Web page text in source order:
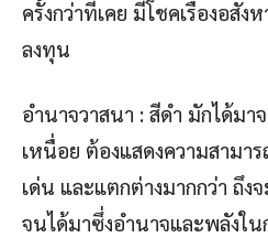
ครั้งกว่าที่เคย มีโชคเรื่องอสั
ลงทุน
อำนาจวาสนา : สีดำ มักได้มา
เหนื่อย ต้องแสดงความสามา
เด่น และแตกต่างมากกว่า ถึง
จนได้มาซึ่งอำนาจและพลังใ